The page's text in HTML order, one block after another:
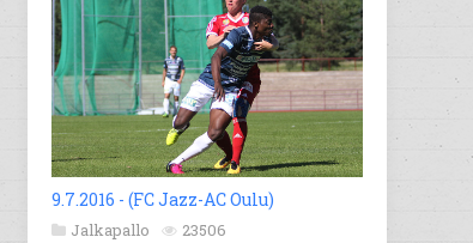
9.7.2016 - (FC Jazz-AC Oulu)
Jalkapallo 23506